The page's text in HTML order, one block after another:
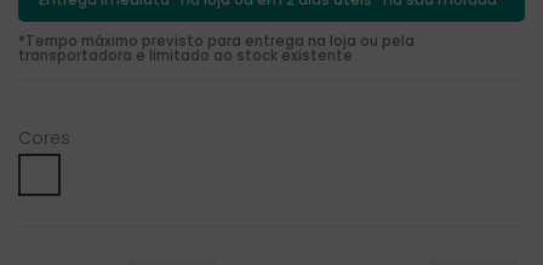
*Tempo máximo previsto para entrega na loja ou pela
transportadora e limitado ao stock existente
Cores